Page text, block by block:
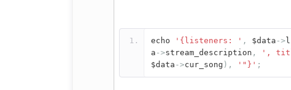
echo '{listeners: ' , $data ->
a ->stream_description , ',
$data ->cur_song ), '"}' ;